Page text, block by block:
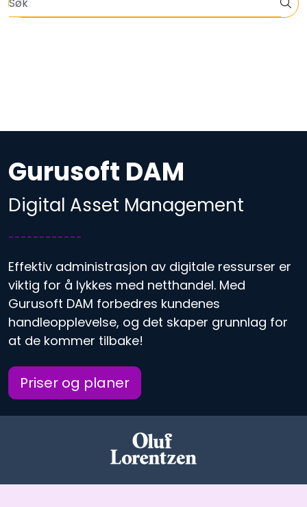
Skip to main content
Priser og planer
Gurusoft DAM
Digital Asset Management
------------
Effektiv administrasjon av digitale ressurser er
viktig for å lykkes med netthandel. Med
Gurusoft DAM forbedres kundenes
handleopplevelse, og det skaper grunnlag for
at de kommer tilbake!
Om oss
Kontakt oss
Faginnhold